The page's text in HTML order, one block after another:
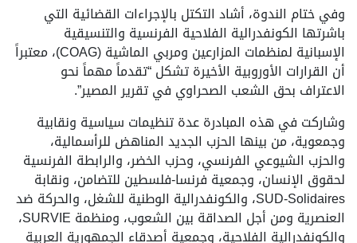
وفي ختام الندوة، أشاد التكتل بالإجراءات القضائية التي
باشرتها الكونفدرالية الفلاحية الفرنسية والتنسيقية
الإسبانية لمنظمات المزارعين ومربي الماشية (COAG)، معتبراً
أن القرارات الأوروبية الأخيرة تشكل “تقدماً مهماً نحو
الاعتراف بحق الشعب الصحراوي في تقرير المصير”.
وشاركت في هذه المبادرة عدة تنظيمات سياسية ونقابية
وجمعوية، من بينها الحزب الجديد المناهض للرأسمالية،
والحزب الشيوعي الفرنسي، وحزب الخضر، والرابطة الفرنسية
لحقوق الإنسان، وجمعية فرنسا-فلسطين للتضامن، ونقابة
SUD-Solidaires، والكونفدرالية الوطنية للشغل، والحركة ضد
العنصرية ومن أجل الصداقة بين الشعوب، ومنظمة SURVIE،
والكونفدرالية الفلاحية، وجمعية أصدقاء الجمهورية العربية